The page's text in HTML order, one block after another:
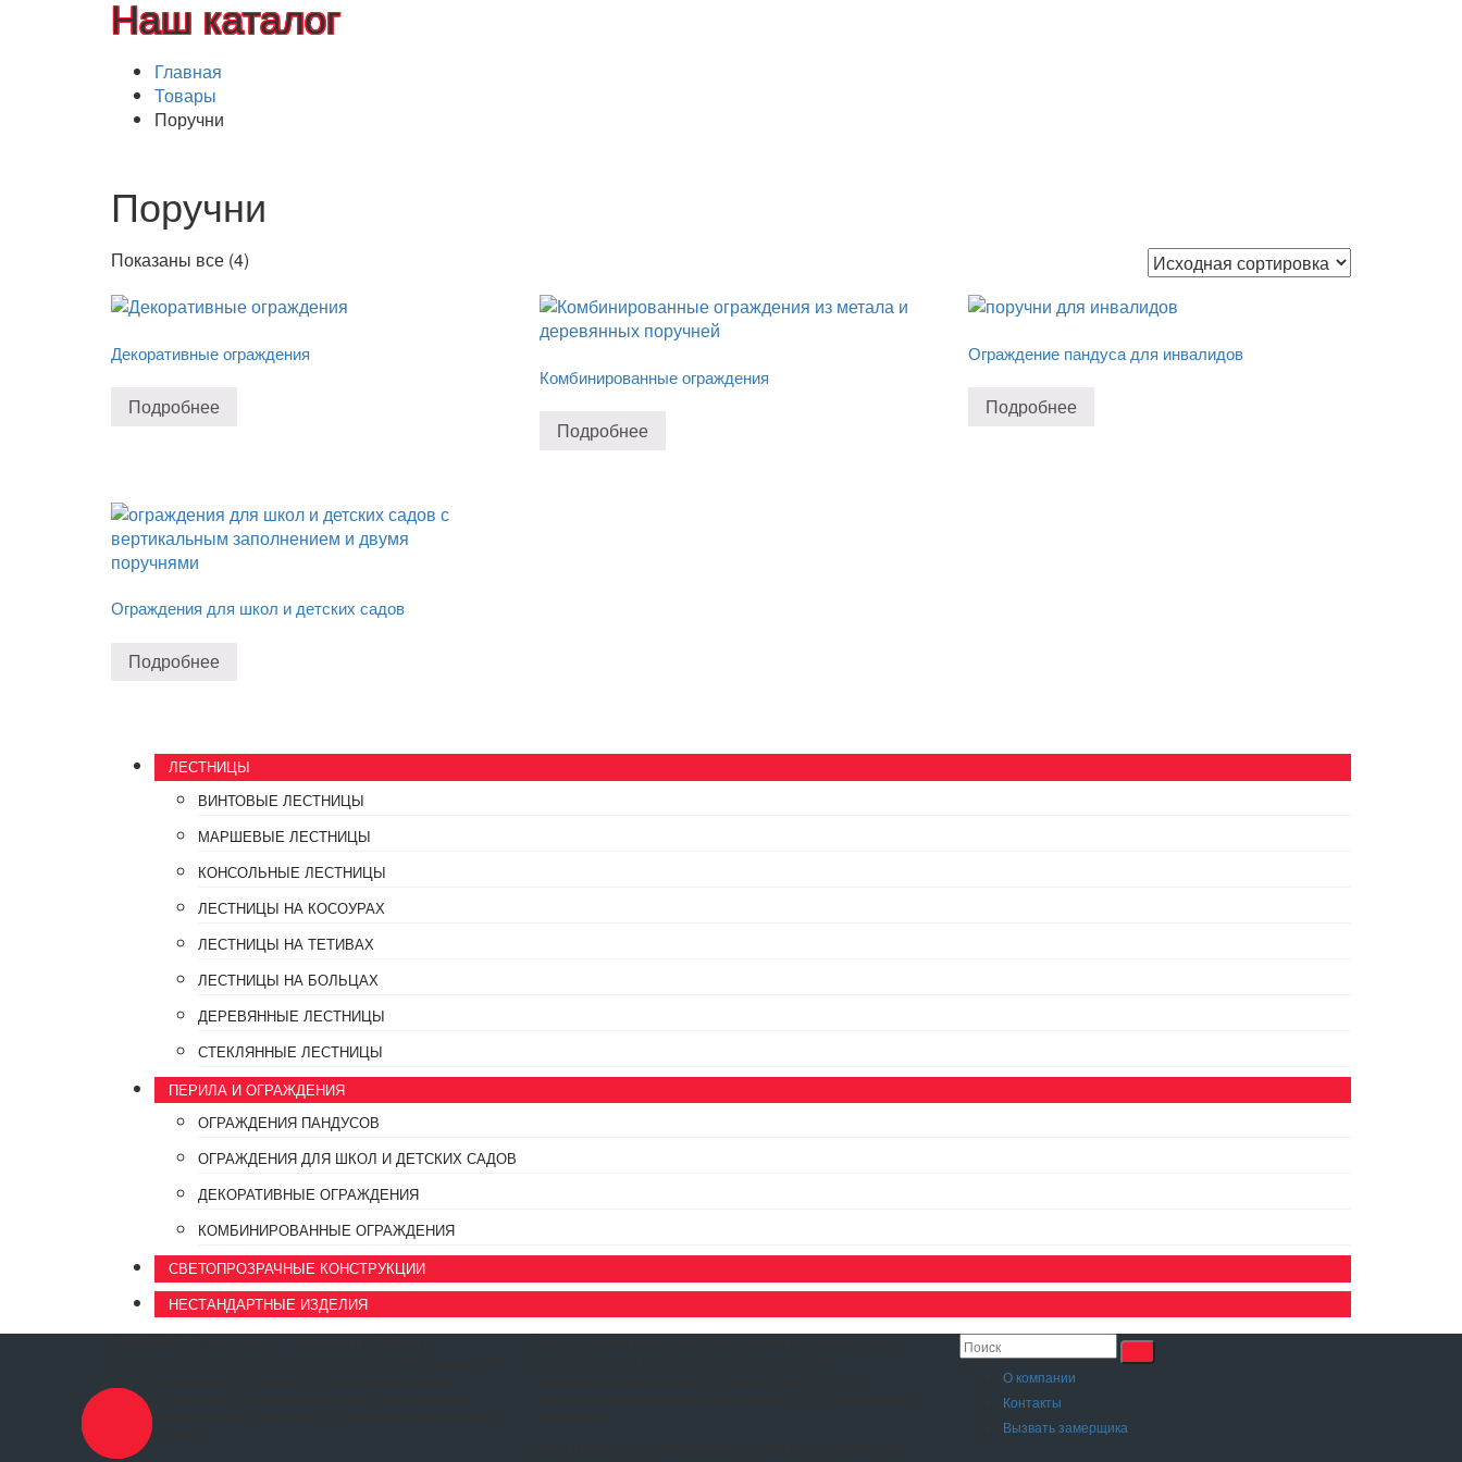
Наш каталог
Главная
Товары
Поручни
Поручни
Показаны все (4)
Декоративные ограждения
Подробнее
Комбинированные ограждения
Подробнее
Ограждение пандуса для инвалидов
Подробнее
Ограждения для школ и детских садов
Подробнее
ЛЕСТНИЦЫ
ВИНТОВЫЕ ЛЕСТНИЦЫ
МАРШЕВЫЕ ЛЕСТНИЦЫ
КОНСОЛЬНЫЕ ЛЕСТНИЦЫ
ЛЕСТНИЦЫ НА КОСОУРАХ
ЛЕСТНИЦЫ НА ТЕТИВАХ
ЛЕСТНИЦЫ НА БОЛЬЦАХ
ДЕРЕВЯННЫЕ ЛЕСТНИЦЫ
СТЕКЛЯННЫЕ ЛЕСТНИЦЫ
ПЕРИЛА И ОГРАЖДЕНИЯ
ОГРАЖДЕНИЯ ПАНДУСОВ
ОГРАЖДЕНИЯ ДЛЯ ШКОЛ И ДЕТСКИХ САДОВ
ДЕКОРАТИВНЫЕ ОГРАЖДЕНИЯ
КОМБИНИРОВАННЫЕ ОГРАЖДЕНИЯ
СВЕТОПРОЗРАЧНЫЕ КОНСТРУКЦИИ
НЕСТАНДАРТНЫЕ ИЗДЕЛИЯ
мостов, пандусов из нержавеющей стали, стекла и камня;
оформление лифтовых порталов; остекление шахт лифтов и
многое другое.
О компании
Контакты
Вызвать замерщика
Заказать